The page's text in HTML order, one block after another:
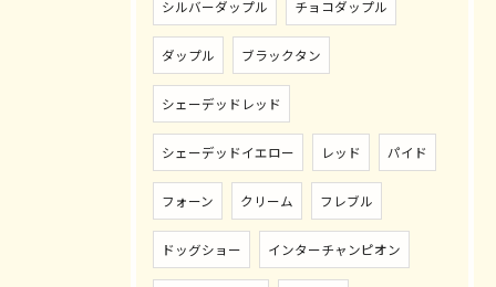
シルバーダップル チョコダップル
ダップル ブラックタン
シェーデッドレッド
シェーデッドイエロー レッド パイド
フォーン クリーム フレブル
ドッグショー インターチャンピオン